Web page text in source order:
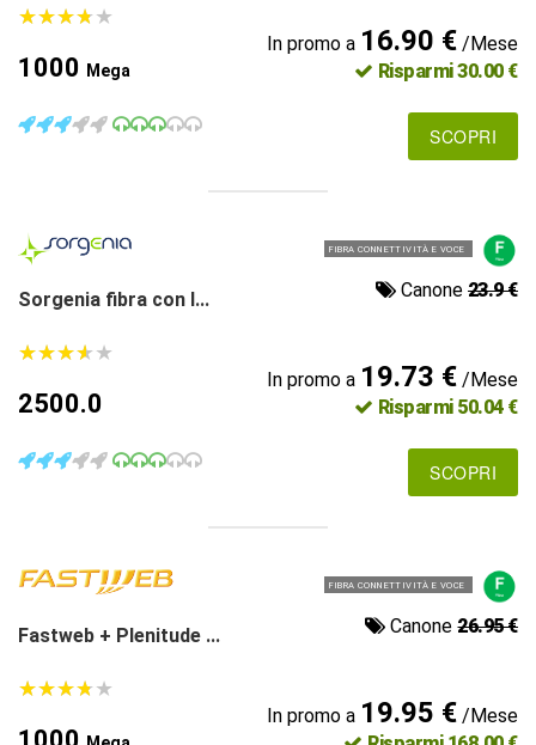
★★★★★
★★★★★
1000 Mega
In promo a 16.90 €/Mese
Risparmi 30.00 €
SCOPRI
FIBRA CONNETTIVITÀ E VOCE
Sorgenia fibra con l... Canone 23.9 €
★★★★★
★★★★★
2500.0
In promo a 19.73 €/Mese
Risparmi 50.04 €
SCOPRI
FIBRA CONNETTIVITÀ E VOCE
Fastweb + Plenitude ... Canone26.95 €
★★★★★
★★★★★
In promo a 19.95 €/Mese